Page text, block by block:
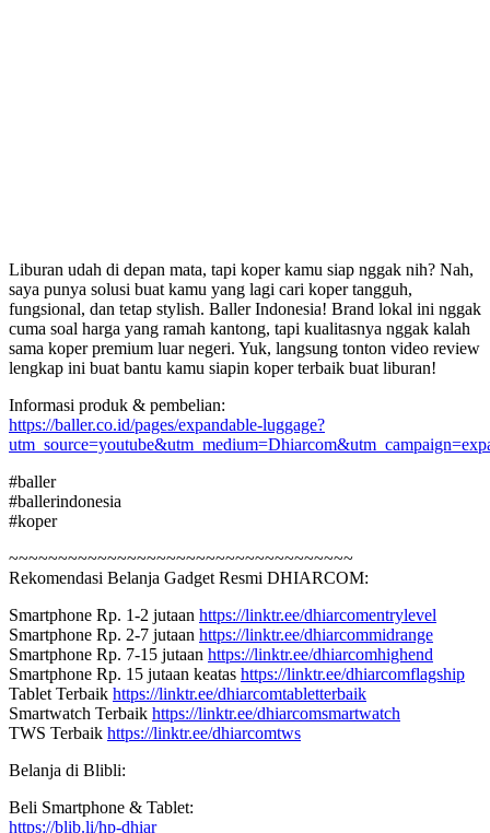
Liburan udah di depan mata, tapi koper kamu siap nggak nih? Nah,
saya punya solusi buat kamu yang lagi cari koper tangguh,
fungsional, dan tetap stylish. Baller Indonesia! Brand lokal ini nggak
cuma soal harga yang ramah kantong, tapi kualitasnya nggak kalah
sama koper premium luar negeri. Yuk, langsung tonton video review
lengkap ini buat bantu kamu siapin koper terbaik buat liburan!
Informasi produk & pembelian:
https://baller.co.id/pages/expandable-luggage?
#baller
#ballerindonesia
#koper
~~~~~~~~~~~~~~~~~~~~~~~~~~~~~~~~~~~
Rekomendasi Belanja Gadget Resmi DHIARCOM:
Smartphone Rp. 1-2 jutaan https://linktr.ee/dhiarcomentrylevel
Smartphone Rp. 2-7 jutaan https://linktr.ee/dhiarcommidrange
Smartphone Rp. 7-15 jutaan https://linktr.ee/dhiarcomhighend
Smartphone Rp. 15 jutaan keatas https://linktr.ee/dhiarcomflagship
Tablet Terbaik https://linktr.ee/dhiarcomtabletterbaik
Smartwatch Terbaik https://linktr.ee/dhiarcomsmartwatch
TWS Terbaik https://linktr.ee/dhiarcomtws
Belanja di Blibli:
Beli Smartphone & Tablet:
https://blib.li/hp-dhiar